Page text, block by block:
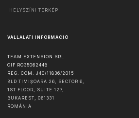
HELYSZÍNI TÉRKÉP
VÁLLALATI INFORMÁCIÓ
TEAM EXTENSION SRL
CIF RO35062448
REG. COM. J40/11836/2015
BLD TIMIȘOARA 26, SECTOR 6,
1ST FLOOR, SUITE 127,
BUKAREST
061331
ROMÁNIA